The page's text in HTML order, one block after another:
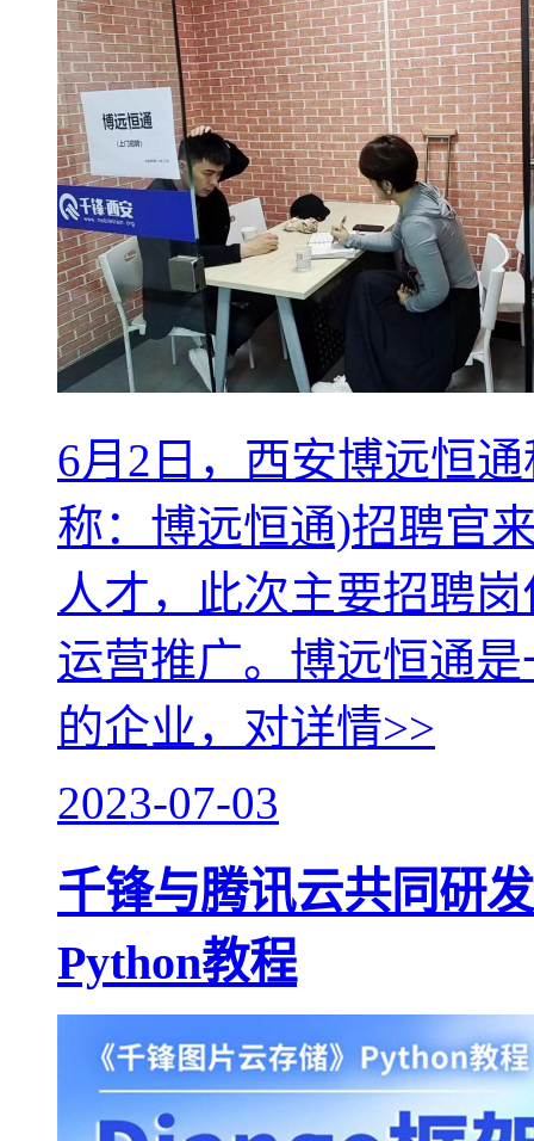
6月2日，西安博远恒
称：博远恒通)招聘官
人才，此次主要招聘
运营推广。博远恒通
的企业，对详情>>
2023-07-03
千锋与腾讯云共同研
Python教程